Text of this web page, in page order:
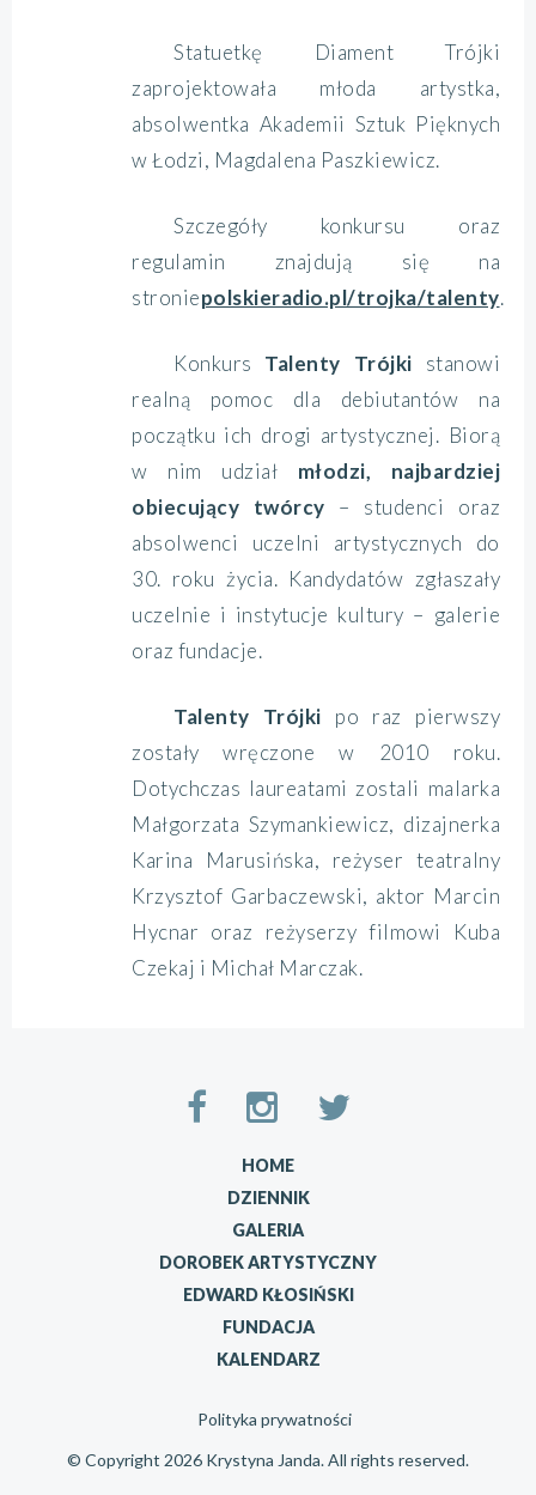
Statuetkę Diament Trójki
zaprojektowała młoda artystka,
absolwentka Akademii Sztuk Pięknych
w Łodzi, Magdalena Paszkiewicz.
Szczegóły konkursu oraz
regulamin znajdują się na
stroniepolskieradio.pl/trojka/talenty.
Konkurs Talenty Trójki stanowi
realną pomoc dla debiutantów na
początku ich drogi artystycznej. Biorą
w nim udział młodzi, najbardziej
obiecujący twórcy – studenci oraz
absolwenci uczelni artystycznych do
30. roku życia. Kandydatów zgłaszały
uczelnie i instytucje kultury – galerie
oraz fundacje.
Talenty Trójki po raz pierwszy
zostały wręczone w 2010 roku.
Dotychczas laureatami zostali malarka
Małgorzata Szymankiewicz, dizajnerka
Karina Marusińska, reżyser teatralny
Krzysztof Garbaczewski, aktor Marcin
Hycnar oraz reżyserzy filmowi Kuba
Czekaj i Michał Marczak.
HOME
DZIENNIK
GALERIA
DOROBEK ARTYSTYCZNY
EDWARD KŁOSIŃSKI
FUNDACJA
KALENDARZ
Polityka prywatności
© Copyright 2026 Krystyna Janda. All rights reserved.